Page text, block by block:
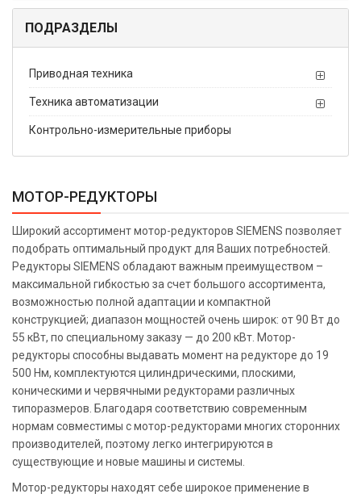
ПОДРАЗДЕЛЫ
Приводная техника
Техника автоматизации
Контрольно-измерительные приборы
МОТОР-РЕДУКТОРЫ
Широкий ассортимент мотор-редукторов SIEMENS позволяет
подобрать оптимальный продукт для Ваших потребностей.
Редукторы SIEMENS обладают важным преимуществом –
максимальной гибкостью за счет большого ассортимента,
возможностью полной адаптации и компактной
конструкцией; диапазон мощностей очень широк: от 90 Вт до
55 кВт, по специальному заказу — до 200 кВт. Мотор-
редукторы способны выдавать момент на редукторе до 19
500 Нм, комплектуются цилиндрическими, плоскими,
коническими и червячными редукторами различных
типоразмеров. Благодаря соответствию современным
нормам совместимы с мотор-редукторами многих сторонних
производителей, поэтому легко интегрируются в
существующие и новые машины и системы.
Мотор-редукторы находят себе широкое применение в